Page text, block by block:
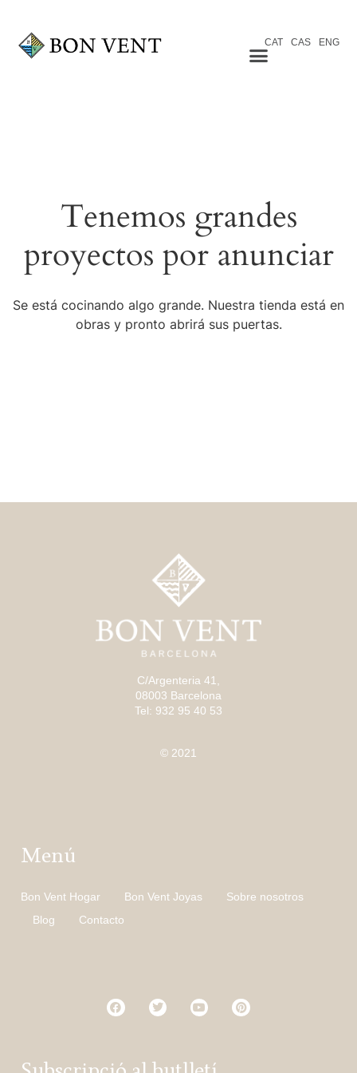
CAT CAS ENG
Tenemos grandes
proyectos por anunciar
Se está cocinando algo grande. Nuestra tienda está en
obras y pronto abrirá sus puertas.
C/Argenteria 41,
08003 Barcelona
Tel: 932 95 40 53
© 2021
Menú
Bon Vent Hogar Bon Vent Joyas
Sobre nosotros
Blog
Contacto